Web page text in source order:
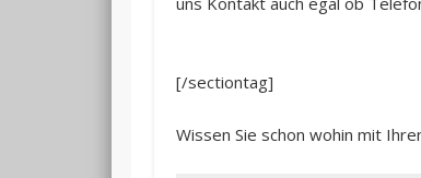
[/sectiontag]
Wissen Sie schon wohin mit